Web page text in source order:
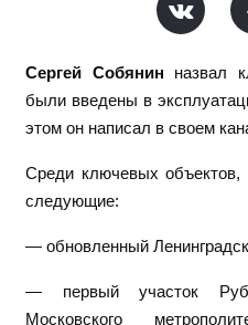
Сергей Собянин назвал
были введены в
этом он написал в своем
Среди ключевых объектов,
следующие:
— обновленный
— первый участок
Московского